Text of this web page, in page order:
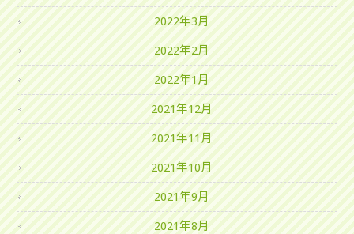
2022年3月
2022年2月
2022年1月
2021年12月
2021年11月
2021年10月
2021年9月
2021年8月